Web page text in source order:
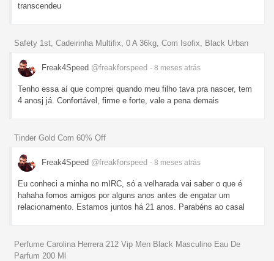
transcendeu
Safety 1st, Cadeirinha Multifix, 0 A 36kg, Com Isofix, Black Urban
Freak4Speed @freakforspeed - 8 meses atrás
Tenho essa aí que comprei quando meu filho tava pra nascer, tem
4 anosj já. Confortável, firme e forte, vale a pena demais
Tinder Gold Com 60% Off
Freak4Speed @freakforspeed - 8 meses atrás
Eu conheci a minha no mIRC, só a velharada vai saber o que é
hahaha fomos amigos por alguns anos antes de engatar um
relacionamento. Estamos juntos há 21 anos. Parabéns ao casal
Perfume Carolina Herrera 212 Vip Men Black Masculino Eau De
Parfum 200 Ml